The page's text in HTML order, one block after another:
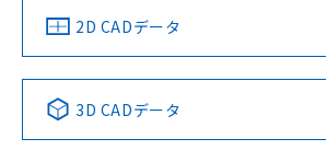
中国 RoHS 注意事項・凡例
Pb Hg Cd
2D CADデータ
3D CADデータ